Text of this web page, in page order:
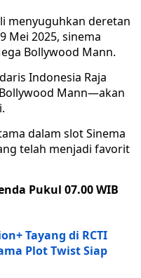
menyuguhkan deretan
Mei 2025, sinema
Bollywood Mann.
Indonesia Raja
Mann—akan
dalam slot Sinema
telah menjadi favorit
Pukul 07.00 WIB
Tayang di RCTI
Plot Twist Siap